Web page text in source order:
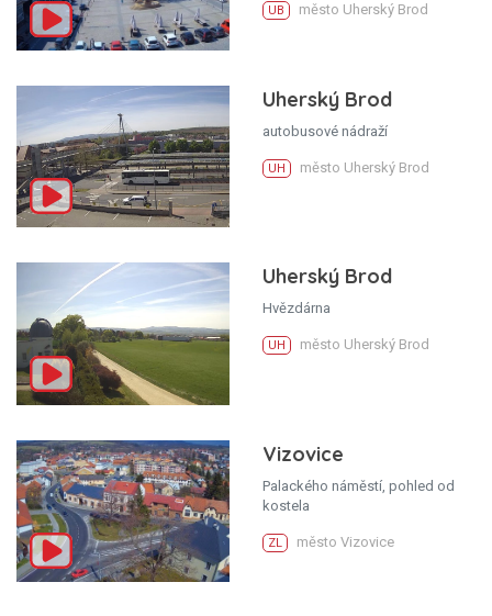
UB město Uherský Brod
Uherský Brod
autobusové nádraží
UH město Uherský Brod
Uherský Brod
Hvězdárna
UH město Uherský Brod
Vizovice
Palackého náměstí, pohled od
kostela
ZL město Vizovice